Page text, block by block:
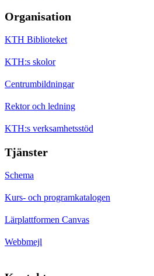
Organisation
KTH Biblioteket
KTH:s skolor
Centrumbildningar
Rektor och ledning
KTH:s verksamhetsstöd
Tjänster
Schema
Kurs- och programkatalogen
Lärplattformen Canvas
Webbmejl